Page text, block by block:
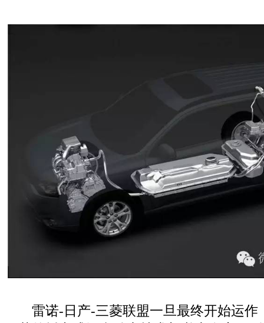
雷诺-日产-三菱联盟一旦最终开始运作